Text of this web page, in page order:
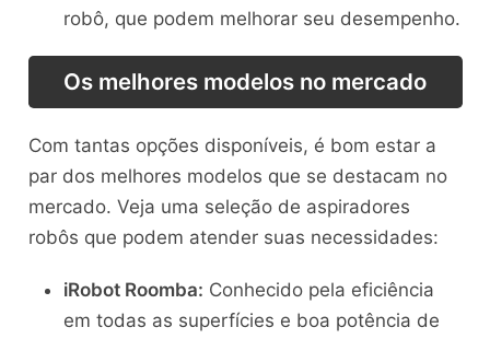
robô, que podem melhorar seu desempenho.
Os melhores modelos no mercado
Com tantas opções disponíveis, é bom estar a
par dos melhores modelos que se destacam no
mercado. Veja uma seleção de aspiradores
robôs que podem atender suas necessidades:
iRobot Roomba: Conhecido pela eficiência
em todas as superfícies e boa potência de